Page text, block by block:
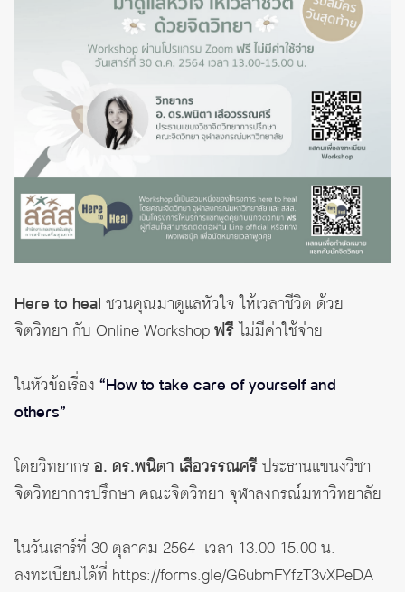
Here to heal ชวนคุณมาดูแลหัวใจ ให้เวลาชีวิต ด้วย
จิตวิทยา กับ Online Workshopฟรีไม่มีค่าใช้จ่าย
ในหัวข้อเรื่อง “How to take care of yourself and
others”
โดยวิทยากรอ. ดร.พนิตา เสือวรรณศรีประธานแขนงวิชา
จิตวิทยาการปรึกษา คณะจิตวิทยา จุฬาลงกรณ์มหาวิทยาลัย
ในวันเสาร์ที่ 30 ตุลาคม 2564 เวลา 13.00-15.00 น.
ลงทะเบียนได้ที่ https://forms.gle/G6ubmFYfzT3vXPeDA